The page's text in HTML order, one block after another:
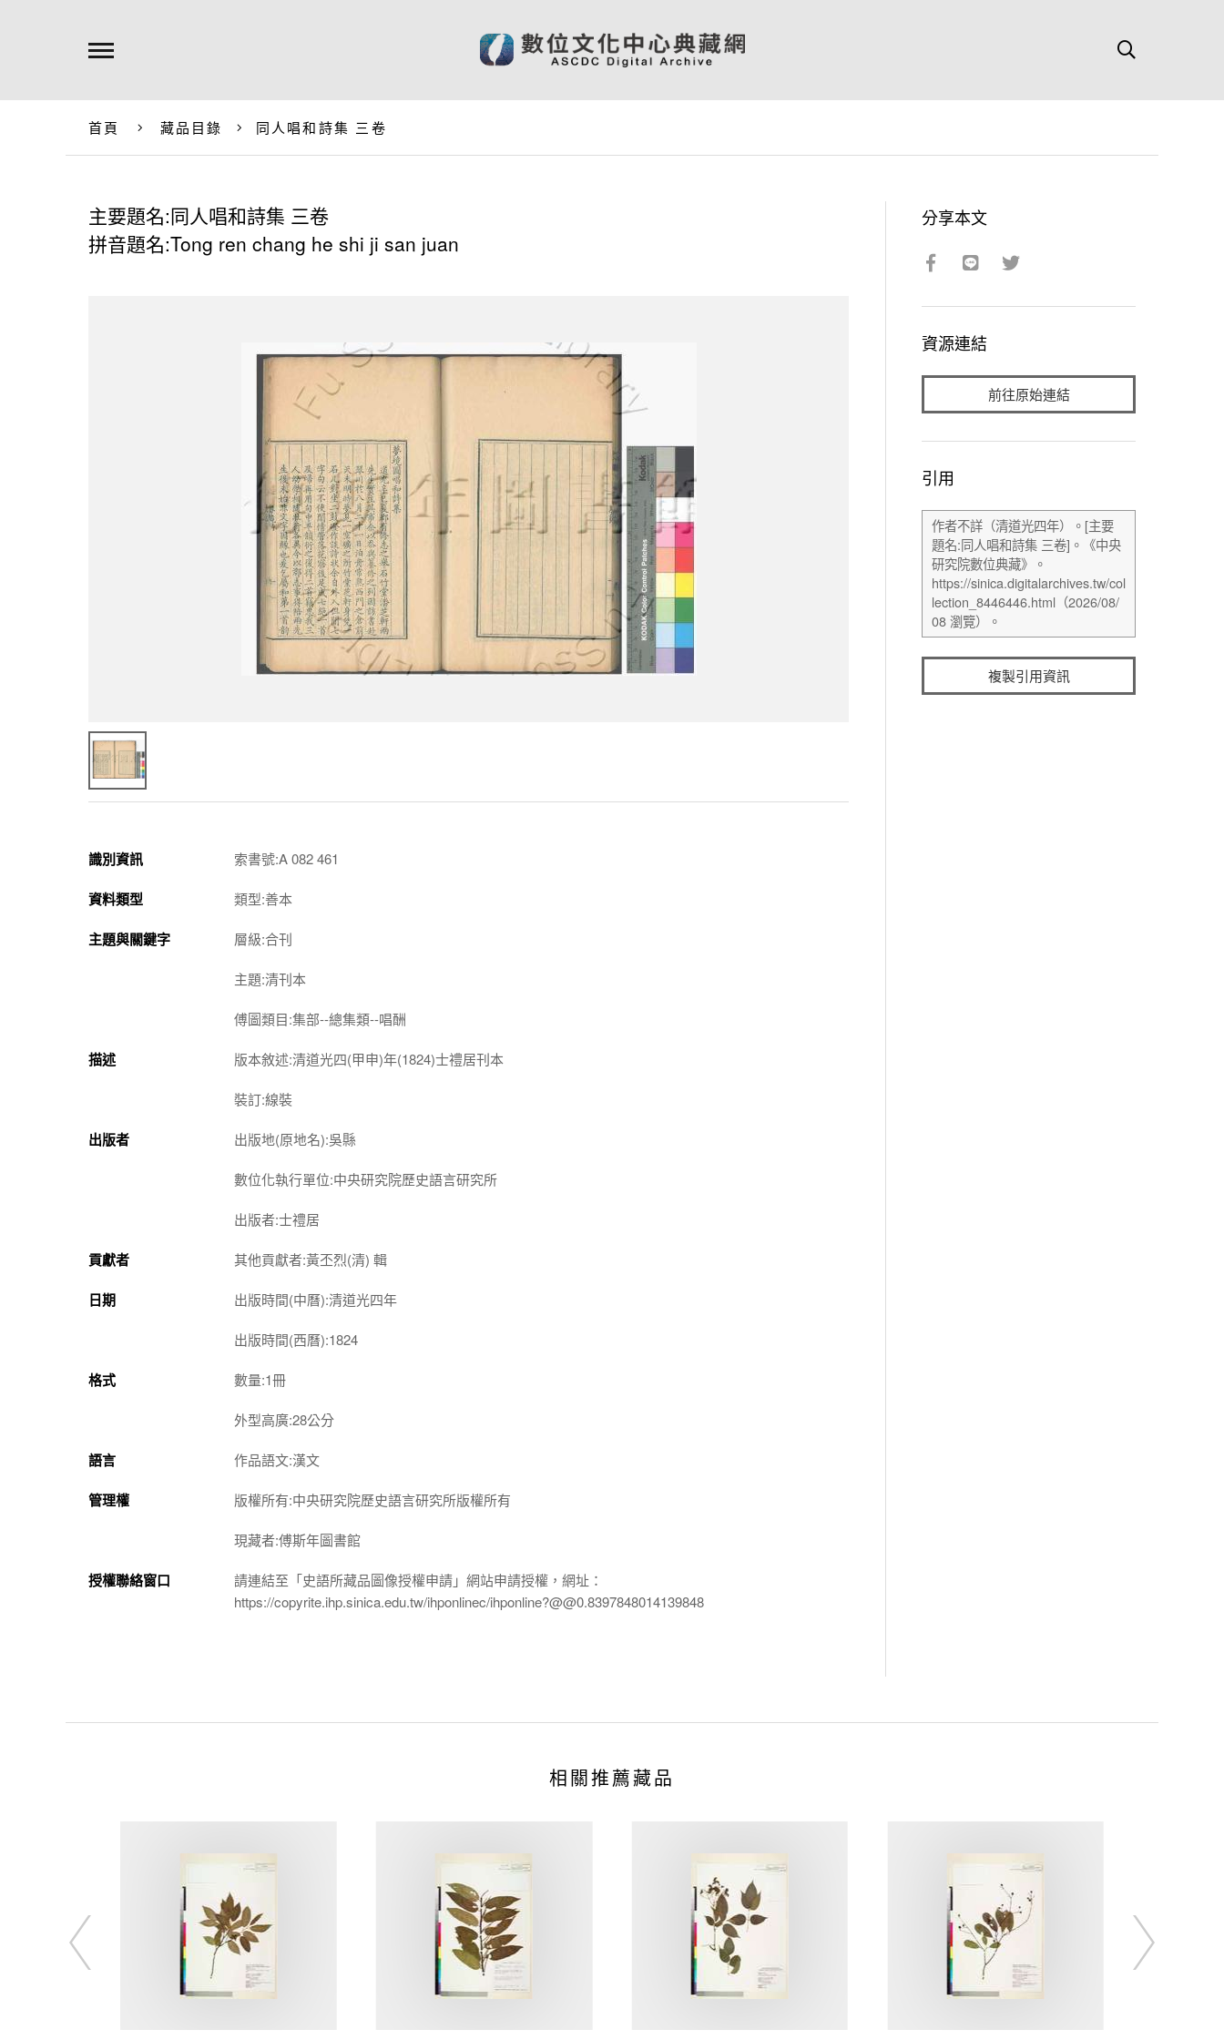
首頁 藏品目錄 同人唱和詩集 三卷
主要題名:同人唱和詩集 三卷
拼音題名:Tong ren chang he shi ji san juan
識別資訊 索書號:A 082 461
資料類型 類型:善本
主題與關鍵字 層級:合刊
主題:清刊本
傅圖類目:集部--總集類--唱酬
描述 版本敘述:清道光四(甲申)年(1824)士禮居刊本
裝訂:線裝
出版者 出版地(原地名):吳縣
數位化執行單位:中央研究院歷史語言研究所
出版者:士禮居
貢獻者 其他貢獻者:黃丕烈(清) 輯
日期 出版時間(中曆):清道光四年
出版時間(西曆):1824
格式 數量:1冊
外型高廣:28公分
語言 作品語文:漢文
管理權 版權所有:中央研究院歷史語言研究所版權所有
現藏者:傅斯年圖書館
授權聯絡窗口
請連結至「史語所藏品圖像授權申請」網站申請授權，網址：
https://copyrite.ihp.sinica.edu.tw/ihponlinec/ihponline?@@0.8397848014139848
分享本文
資源連結
前往原始連結
引用
複製引用資訊
相關推薦藏品